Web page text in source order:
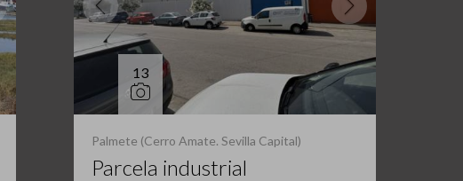
13
Palmete (Cerro Amate. Sevilla Capital)
Parcela industrial